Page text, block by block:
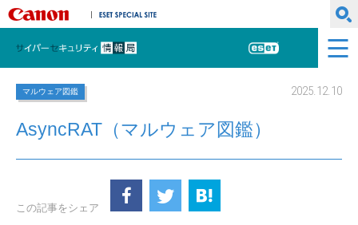
キヤノンマーケティングジャパン株式会社
サイバーセキュリティ情報局
ESET
マルウェア図鑑 2025.12.10
AsyncRAT（マルウェア図鑑）
この記事をシェア